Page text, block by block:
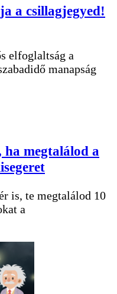
a csillagjegyed!
elfoglaltság a
manapság
ha megtalálod a
is, te megtalálod 10
a